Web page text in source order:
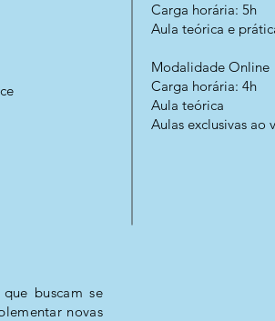
Carga horária: 5h
Aula teórica e
Modalidade Online
Carga horária: 4h
Aula teórica
Aulas exclusivas ao
buscam se
novas